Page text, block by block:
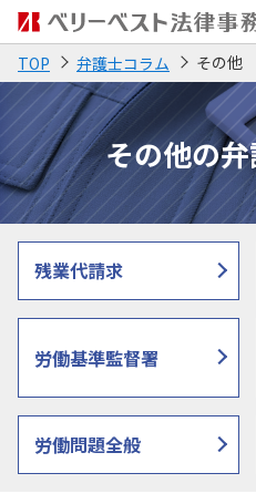
TOP 弁護士コラム その他
その他の
残業代請求
労働基準監督署
労働問題全般